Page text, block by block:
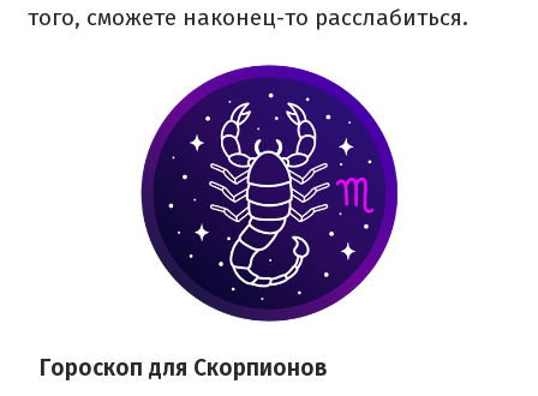
того, сможете наконец-то расслабиться.
Гороскоп для Скорпионов